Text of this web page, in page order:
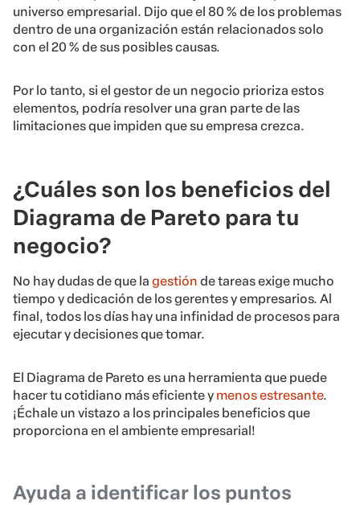
universo empresarial. Dijo que el 80 % de los problemas
dentro de una organización están relacionados solo
con el 20 % de sus posibles causas.
Por lo tanto, si el gestor de un negocio prioriza estos
elementos, podría resolver una gran parte de las
limitaciones que impiden que su empresa crezca.
¿Cuáles son los beneficios del
Diagrama de Pareto para tu
negocio?
No hay dudas de que la gestión de tareas exige mucho
tiempo y dedicación de los gerentes y empresarios. Al
final, todos los días hay una infinidad de procesos para
ejecutar y decisiones que tomar.
El Diagrama de Pareto es una herramienta que puede
hacer tu cotidiano más eficiente y menos estresante.
¡Échale un vistazo a los principales beneficios que
proporciona en el ambiente empresarial!
Ayuda a identificar los puntos